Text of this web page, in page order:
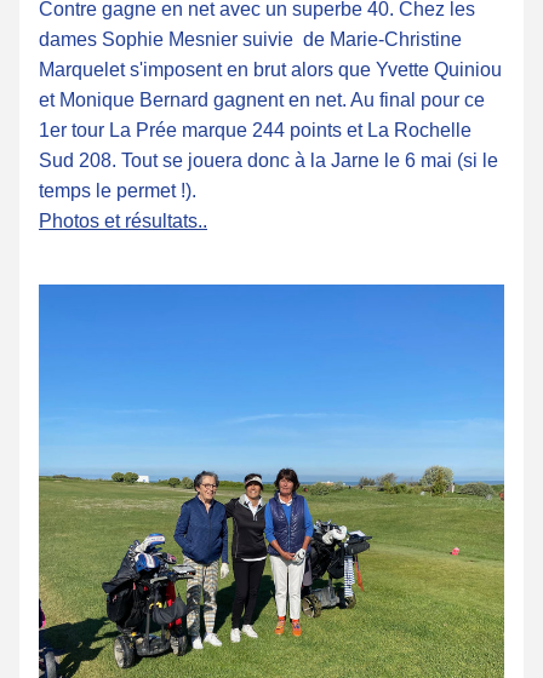
Contre gagne en net avec un superbe 40. Chez les
dames Sophie Mesnier suivie  de Marie-Christine
Marquelet s'imposent en brut alors que Yvette Quiniou
et Monique Bernard gagnent en net. Au final pour ce
1er tour La Prée marque 244 points et La Rochelle
Sud 208. Tout se jouera donc à la Jarne le 6 mai (si le
temps le permet !).
Photos et résultats..